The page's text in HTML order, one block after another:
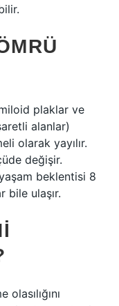
plaklar ve
alanlar)
olarak yayılır.
değişir.
beklentisi 8
bile ulaşır.